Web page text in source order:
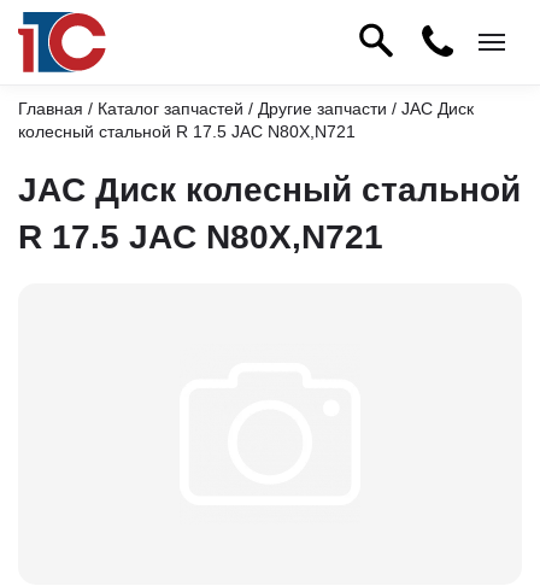
Главная / Каталог запчастей / Другие запчасти / JAC Диск
колесный стальной R 17.5 JAC N80X,N721
JAC Диск колесный стальной
R 17.5 JAC N80X,N721